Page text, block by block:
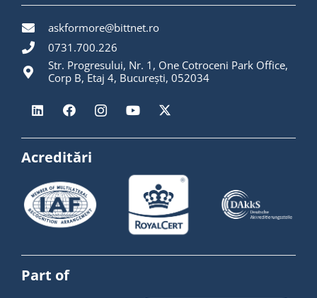
askformore@bittnet.ro
0731.700.226
Str. Progresului, Nr. 1, One Cotroceni Park Office,
Corp B, Etaj 4, București, 052034
Acreditări
Part of